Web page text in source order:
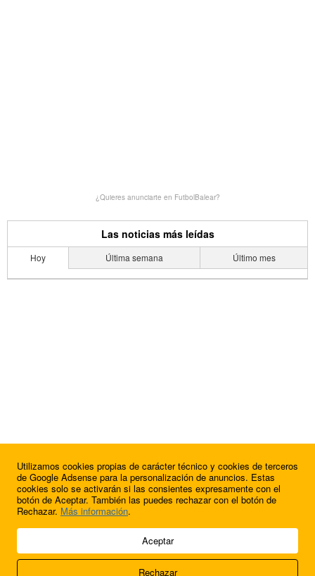
¿Quieres anunciarte en FutbolBalear?
Las noticias más leídas
Hoy Última semana Último mes
© 2009 - 2026 Soluciones Corporativas IP, SL.
Acerca de nosotros
Utilizamos cookies propias de carácter técnico y cookies de terceros
de Google Adsense para la personalización de anuncios. Estas
cookies solo se activarán si las consientes expresamente con el
botón de Aceptar. También las puedes rechazar con el botón de
Rechazar. Más información.
Aceptar
Rechazar